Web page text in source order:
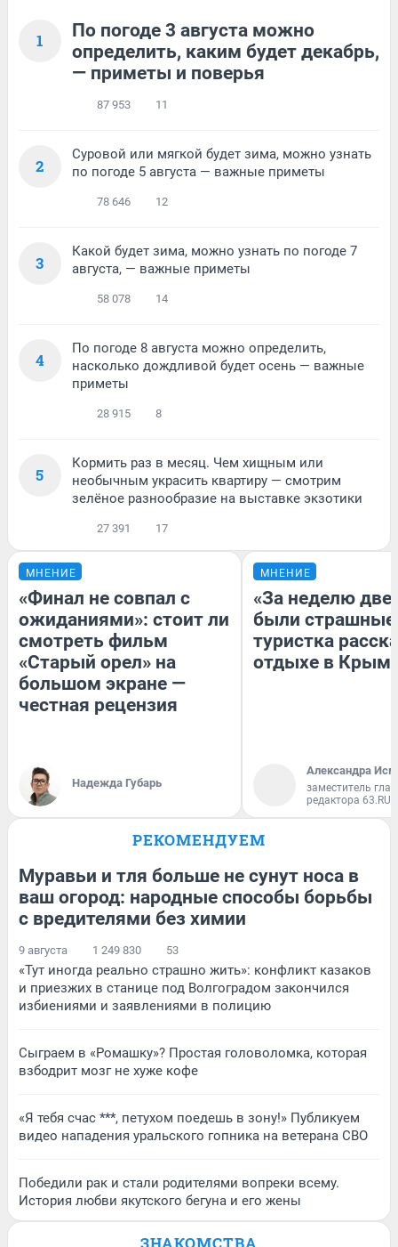
1
По погоде 3 августа можно
определить, каким будет декабрь,
— приметы и поверья
87 953 11
2
Суровой или мягкой будет зима, можно узнать
по погоде 5 августа — важные приметы
78 646 12
3
Какой будет зима, можно узнать по погоде 7
августа, — важные приметы
58 078 14
4
По погоде 8 августа можно определить,
насколько дождливой будет осень — важные
приметы
28 915 8
5
Кормить раз в месяц. Чем хищным или
необычным украсить квартиру — смотрим
зелёное разнообразие на выставке экзотики
27 391 17
МНЕНИЕ
«Финал не совпал с
ожиданиями»: стоит ли
смотреть фильм
«Старый орел» на
большом экране —
честная рецензия
Надежда Губарь
МНЕНИЕ
«За неделю две
были
туристка
отдыхе в
Александра
заместитель
редактора 63.RU
РЕКОМЕНДУЕМ
Муравьи и тля больше не сунут носа в
ваш огород: народные способы борьбы
с вредителями без химии
9 августа 1 249 830 53
«Тут иногда реально страшно жить»: конфликт казаков
и приезжих в станице под Волгоградом закончился
избиениями и заявлениями в полицию
Сыграем в «Ромашку»? Простая головоломка, которая
взбодрит мозг не хуже кофе
«Я тебя счас ***, петухом поедешь в зону!» Публикуем
видео нападения уральского гопника на ветерана СВО
Победили рак и стали родителями вопреки всему.
История любви якутского бегуна и его жены